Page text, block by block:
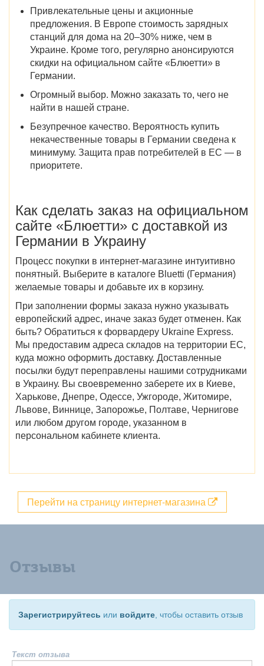
Привлекательные цены и акционные
предложения. В Европе стоимость зарядных
станций для дома на 20–30% ниже, чем в
Украине. Кроме того, регулярно анонсируются
скидки на официальном сайте «Блюетти» в
Германии.
Огромный выбор. Можно заказать то, чего не
найти в нашей стране.
Безупречное качество. Вероятность купить
некачественные товары в Германии сведена к
минимуму. Защита прав потребителей в ЕС — в
приоритете.
Как сделать заказ на официальном
сайте «Блюетти» с доставкой из
Германии в Украину
Процесс покупки в интернет-магазине интуитивно
понятный. Выберите в каталоге Bluetti (Германия)
желаемые товары и добавьте их в корзину.
При заполнении формы заказа нужно указывать
европейский адрес, иначе заказ будет отменен. Как
быть? Обратиться к форвардеру Ukraine Express.
Мы предоставим адреса складов на территории ЕС,
куда можно оформить доставку. Доставленные
посылки будут переправлены нашими сотрудниками
в Украину. Вы своевременно заберете их в Киеве,
Харькове, Днепре, Одессе, Ужгороде, Житомире,
Львове, Виннице, Запорожье, Полтаве, Чернигове
или любом другом городе, указанном в
персональном кабинете клиента.
Перейти на страницу интернет-магазина
Отзывы
Зарегистрируйтесь или войдите , чтобы оставить отзыв
Текст отзыва